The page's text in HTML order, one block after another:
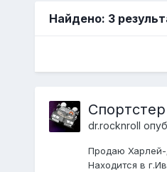
Найдено: 3
dr.rocknroll
Продаю Харлей-
Находится в